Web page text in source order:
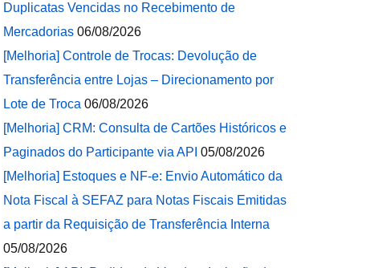
Duplicatas Vencidas no Recebimento de
Mercadorias 06/08/2026
[Melhoria] Controle de Trocas: Devolução de
Transferência entre Lojas – Direcionamento por
Lote de Troca 06/08/2026
[Melhoria] CRM: Consulta de Cartões Históricos e
Paginados do Participante via API 05/08/2026
[Melhoria] Estoques e NF-e: Envio Automático da
Nota Fiscal à SEFAZ para Notas Fiscais Emitidas
a partir da Requisição de Transferência Interna
05/08/2026